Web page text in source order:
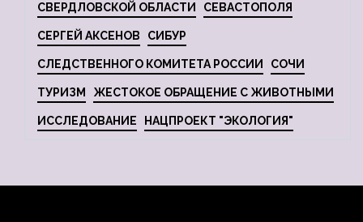
СВЕРДЛОВСКОЙ ОБЛАСТИ СЕВАСТОПОЛЯ
СЕРГЕЙ АКСЕНОВ СИБУР
СЛЕДСТВЕННОГО КОМИТЕТА РОССИИ СОЧИ
ТУРИЗМ ЖЕСТОКОЕ ОБРАЩЕНИЕ С ЖИВОТНЫМИ
ИССЛЕДОВАНИЕ НАЦПРОЕКТ "ЭКОЛОГИЯ"